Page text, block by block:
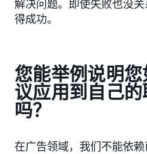
解决问题。即使失败也没
得成功。
您能举例说明
议应用到自己
吗？
在广告领域，我们不能依